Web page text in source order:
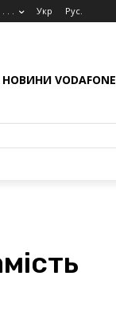
. . . Укр Рус.
НОВИНИ VODAFONE